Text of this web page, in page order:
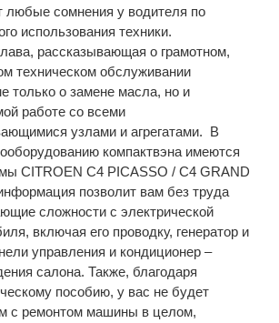
любые сомнения у водителя по
использования техники.
рассказывающая о грамотном,
техническом обслуживании
только о замене масла, но и
работе со всеми
узлами и агрегатами. В
компактвэна имеются
CITROEN C4 PICASSO / C4 GRAND
позволит вам без труда
сложности с электрической
включая его проводку, генератор и
управления и кондиционер –
салона. Также, благодаря
пособию, у вас не будет
с ремонтом машины в целом,